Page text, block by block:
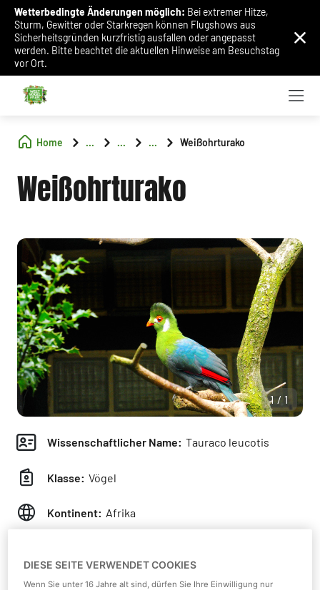
Wetterbedingte Änderungen möglich: Bei extremer Hitze,
Sturm, Gewitter oder Starkregen können Flugshows aus
Sicherheitsgründen kurzfristig ausfallen oder angepasst
werden. Bitte beachtet die aktuellen Hinweise am Besuchstag
vor Ort.
Home ... ... ... Weißohrturako
Weißohrturako
1/1
Wissenschaftlicher Name: Tauraco leucotis
Klasse: Vögel
Kontinent: Afrika
Nahrung: Beeren, Früchte, Samen, Insekten
DIESE SEITE VERWENDET COOKIES
Wenn Sie unter 16 Jahre alt sind, dürfen Sie Ihre Einwilligung nur